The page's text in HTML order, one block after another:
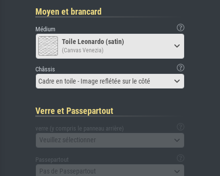
Moyen et brancard
Médium
Toile Leonardo (satin)
(Canvas Venezia)
Châssis
Cadre en toile - Image reflétée sur le côté
Verre et Passepartout
verre (y compris le panneau arrière)
Veuillez sélectionner
Passepartout
Pas de Passepartout